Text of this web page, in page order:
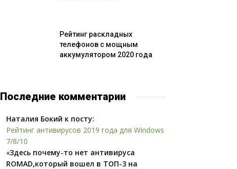
Рейтинг раскладных
телефонов с мощным
аккумулятором 2020 года
Последние комментарии
Наталия Бокий к посту:
Рейтинг антивирусов 2019 года для Windows
7/8/10
«Здесь почему-то нет антивируса
ROMAD,который вошел в ТОП-3 на